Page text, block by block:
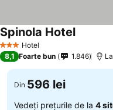
3 SteleHotel
Spinola Hotel
8,1 Foarte bun 1.846
Din 596 lei
Vedeți prețurile de la 4